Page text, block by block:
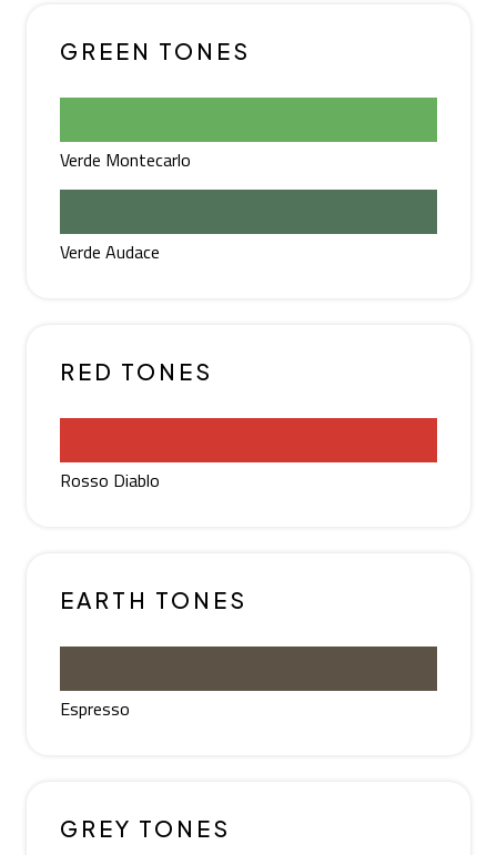
GREEN TONES
Verde Montecarlo
Verde Audace
RED TONES
Rosso Diablo
EARTH TONES
Espresso
GREY TONES